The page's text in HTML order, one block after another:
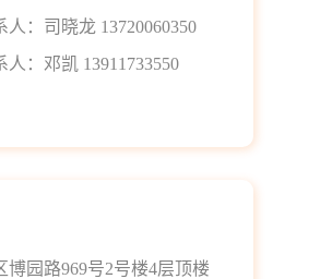
人：司晓龙 13720060350
人：邓凯 13911733550
博园路969号2号楼4层顶楼